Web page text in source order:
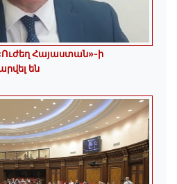
Հայաստան»-ի
են